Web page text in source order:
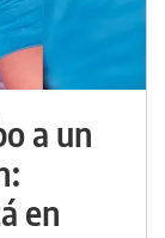
a un
en